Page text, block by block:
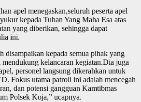
apel menegaskan,seluruh peserta apel
kepada Tuhan Yang Maha Esa atas
yang diberikan, sehingga dapat
ini.
disampaikan kepada semua pihak yang
kelancaran kegiatan.Dia juga
personel langsung dikerahkan untuk
Fokus utama patroli ini adalah mencegah
dan potensi gangguan Kamtibmas
Polsek Koja,” ucapnya.